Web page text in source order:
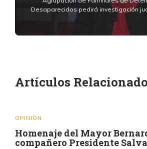
Desaparecidos pedirá investigación
Artículos
OPINIÓN
Homenaje del Mayor
compañero Presidente